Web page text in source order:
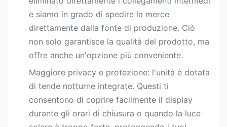
e siamo in grado di spedire la merce
direttamente dalla fonte di produzione. Ciò
non solo garantisce la qualità del prodotto, ma
offre anche un'opzione più conveniente.
Maggiore privacy e protezione: l'unità è dotata
di tende notturne integrate. Questi ti
consentono di coprire facilmente il display
durante gli orari di chiusura o quando la luce